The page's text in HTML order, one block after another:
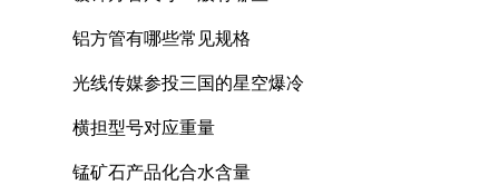
铝方管有哪些常见规格
光线传媒参投三国的星空爆冷
横担型号对应重量
锰矿石产品化合水含量